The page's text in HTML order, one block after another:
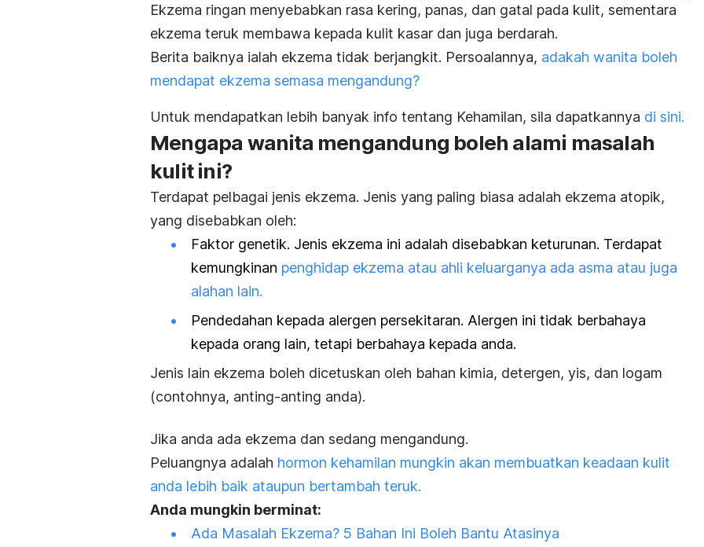
Ekzema ringan menyebabkan rasa kering, panas, dan gatal pada kulit, sementara
ekzema teruk membawa kepada kulit kasar dan juga berdarah.
Berita baiknya ialah ekzema tidak berjangkit. Persoalannya, adakah wanita boleh
mendapat ekzema semasa mengandung?
Untuk mendapatkan lebih banyak info tentang Kehamilan, sila dapatkannya di sini.
Mengapa wanita mengandung boleh alami masalah
kulit ini?
Terdapat pelbagai jenis ekzema. Jenis yang paling biasa adalah ekzema atopik,
yang disebabkan oleh:
Faktor genetik. Jenis ekzema ini adalah disebabkan keturunan. Terdapat
kemungkinan penghidap ekzema atau ahli keluarganya ada asma atau juga
alahan lain.
Pendedahan kepada alergen persekitaran. Alergen ini tidak berbahaya
kepada orang lain, tetapi berbahaya kepada anda.
Jenis lain ekzema boleh dicetuskan oleh bahan kimia, detergen, yis, dan logam
(contohnya, anting-anting anda).
Jika anda ada ekzema dan sedang mengandung.
Peluangnya adalah hormon kehamilan mungkin akan membuatkan keadaan kulit
anda lebih baik ataupun bertambah teruk.
Anda mungkin berminat:
Ada Masalah Ekzema? 5 Bahan Ini Boleh Bantu Atasinya